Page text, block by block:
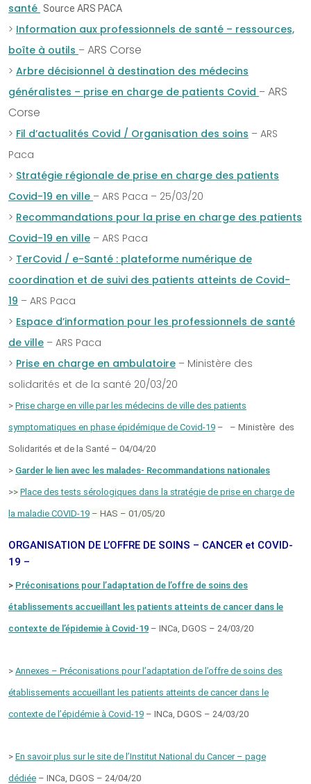
santé Source ARS PACA
> Information aux professionnels de santé – ressources,
boîte à outils – ARS Corse
> Arbre décisionnel à destination des médecins
généralistes – prise en charge de patients Covid – ARS
Corse
> Fil d’actualités Covid / Organisation des soins – ARS
Paca
> Stratégie régionale de prise en charge des patients
Covid-19 en ville – ARS Paca – 25/03/20
> Recommandations pour la prise en charge des patients
Covid-19 en ville – ARS Paca
> TerCovid / e-Santé : plateforme numérique de
coordination et de suivi des patients atteints de Covid-
19 – ARS Paca
> Espace d’information pour les professionnels de santé
de ville – ARS Paca
> Prise en charge en ambulatoire – Ministère des
solidarités et de la santé 20/03/20
> Prise charge en ville par les médecins de ville des patients
symptomatiques en phase épidémique de Covid-19 – – Ministère des
Solidarités et de la Santé – 04/04/20
> Garder le lien avec les malades- Recommandations nationales
>> Place des tests sérologiques dans la stratégie de prise en charge de
la maladie COVID-19 – HAS – 01/05/20
ORGANISATION DE L’OFFRE DE SOINS – CANCER et COVID-
19 –
> Préconisations pour l’adaptation de l’offre de soins des
établissements accueillant les patients atteints de cancer dans le
contexte de l’épidemie à Covid-19 – INCa, DGOS – 24/03/20
> Annexes – Préconisations pour l’adaptation de l’offre de soins des
établissements accueillant les patients atteints de cancer dans le
contexte de l’épidémie à Covid-19 – INCa, DGOS – 24/03/20
> En savoir plus sur le site de l’Institut National du Cancer – page
dédiée – INCa, DGOS – 24/04/20